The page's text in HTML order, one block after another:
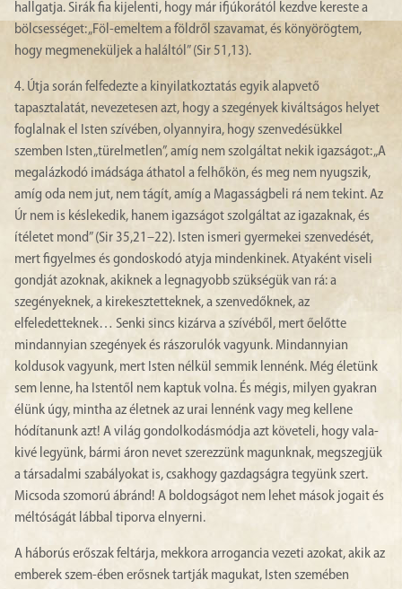
hallgatja. Sirák fia kijelenti, hogy már ifjúkorától kezdve kereste a
bölcsességet: „Föl-emeltem a földről szavamat, és könyörögtem,
hogy megmeneküljek a haláltól” (Sir 51,13).
4. Útja során felfedezte a kinyilatkoztatás egyik alapvető
tapasztalatát, nevezetesen azt, hogy a szegények kiváltságos helyet
foglalnak el Isten szívében, olyannyira, hogy szenvedésükkel
szemben Isten „türelmetlen”, amíg nem szolgáltat nekik igazságot: „A
megalázkodó imádsága áthatol a felhőkön, és meg nem nyugszik,
amíg oda nem jut, nem tágít, amíg a Magasságbeli rá nem tekint. Az
Úr nem is késlekedik, hanem igazságot szolgáltat az igazaknak, és
ítéletet mond” (Sir 35,21–22). Isten ismeri gyermekei szenvedését,
mert figyelmes és gondoskodó atyja mindenkinek. Atyaként viseli
gondját azoknak, akiknek a legnagyobb szükségük van rá: a
szegényeknek, a kirekesztetteknek, a szenvedőknek, az
elfeledetteknek… Senki sincs kizárva a szívéből, mert őelőtte
mindannyian szegények és rászorulók vagyunk. Mindannyian
koldusok vagyunk, mert Isten nélkül semmik lennénk. Még életünk
sem lenne, ha Istentől nem kaptuk volna. És mégis, milyen gyakran
élünk úgy, mintha az életnek az urai lennénk vagy meg kellene
hódítanunk azt! A világ gondolkodásmódja azt követeli, hogy vala-
kivé legyünk, bármi áron nevet szerezzünk magunknak, megszegjük
a társadalmi szabályokat is, csakhogy gazdagságra tegyünk szert.
Micsoda szomorú ábránd! A boldogságot nem lehet mások jogait és
méltóságát lábbal tiporva elnyerni.
A háborús erőszak feltárja, mekkora arrogancia vezeti azokat, akik az
emberek szem-ében erősnek tartják magukat, Isten szemében